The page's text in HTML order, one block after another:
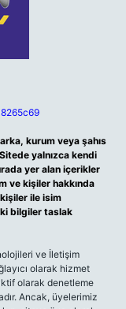
kurum veya şahıs
yalnızca kendi
yer alan içerikler
ve kişiler hakkında
ile isim
bilgiler taslak
ve İletişim
olarak hizmet
olarak denetleme
Ancak, üyelerimiz